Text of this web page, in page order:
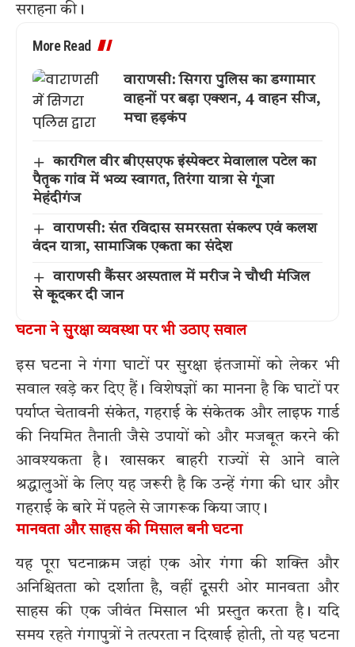
सराहना की।
More Read
वाराणसी: सिगरा पुलिस का डग्गामार
वाहनों पर बड़ा एक्शन, 4 वाहन सीज,
मचा हड़कंप
कारगिल वीर बीएसएफ इंस्पेक्टर मेवालाल पटेल का
पैतृक गांव में भव्य स्वागत, तिरंगा यात्रा से गूंजा
मेहंदीगंज
वाराणसी: संत रविदास समरसता संकल्प एवं कलश
वंदन यात्रा, सामाजिक एकता का संदेश
वाराणसी कैंसर अस्पताल में मरीज ने चौथी मंजिल
से कूदकर दी जान
घटना ने सुरक्षा व्यवस्था पर भी उठाए सवाल
इस घटना ने गंगा घाटों पर सुरक्षा इंतजामों को लेकर भी
सवाल खड़े कर दिए हैं। विशेषज्ञों का मानना है कि घाटों पर
पर्याप्त चेतावनी संकेत, गहराई के संकेतक और लाइफ गार्ड
की नियमित तैनाती जैसे उपायों को और मजबूत करने की
आवश्यकता है। खासकर बाहरी राज्यों से आने वाले
श्रद्धालुओं के लिए यह जरूरी है कि उन्हें गंगा की धार और
गहराई के बारे में पहले से जागरूक किया जाए।
मानवता और साहस की मिसाल बनी घटना
यह पूरा घटनाक्रम जहां एक ओर गंगा की शक्ति और
अनिश्चितता को दर्शाता है, वहीं दूसरी ओर मानवता और
साहस की एक जीवंत मिसाल भी प्रस्तुत करता है। यदि
समय रहते गंगापुत्रों ने तत्परता न दिखाई होती, तो यह घटना